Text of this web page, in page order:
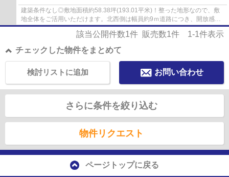
建築条件なし◎敷地面積約58.38坪(193.01平米)！整った地形なので、敷
地全体をご活用いただけます。北西側は幅員約9ｍ道路につき、開放感の
あるマイホームが実現☆敷地にゆとりがあるた...
該当公開件数1件 販売数1件 1-1件表示
チェックした物件をまとめて
お問い合わせ
検討リストに追加
さらに条件を絞り込む
物件リクエスト
ページトップに戻る